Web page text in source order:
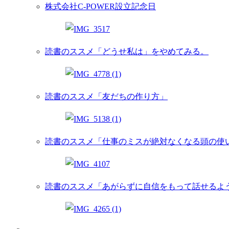
株式会社C-POWER設立記念日
読書のススメ「どうせ私は」をやめてみる。
読書のススメ「友だちの作り方」
読書のススメ「仕事のミスが絶対なくなる頭の使
読書のススメ「あがらずに自信をもって話せるよ